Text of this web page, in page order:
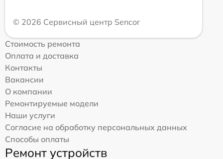
© 2026 Сервисный центр Sencor
Стоимость ремонта
Оплата и доставка
Контакты
Вакансии
О компании
Ремонтируемые модели
Наши услуги
Согласие на обработку персональных данных
Способы оплаты
Ремонт устройств